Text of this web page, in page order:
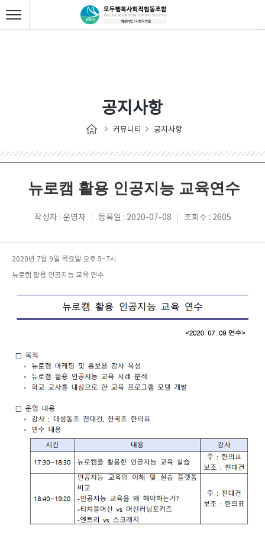
공지사항
커뮤니티 공지사항
뉴로캠 활용 인공지능 교육연수
작성자 : 운영자 등록일 : 2020-07-08 조회수 : 2605
2020년 7월 9일 목요일 오후 5~7시
뉴로캠 활용 인공지능 교육 연수